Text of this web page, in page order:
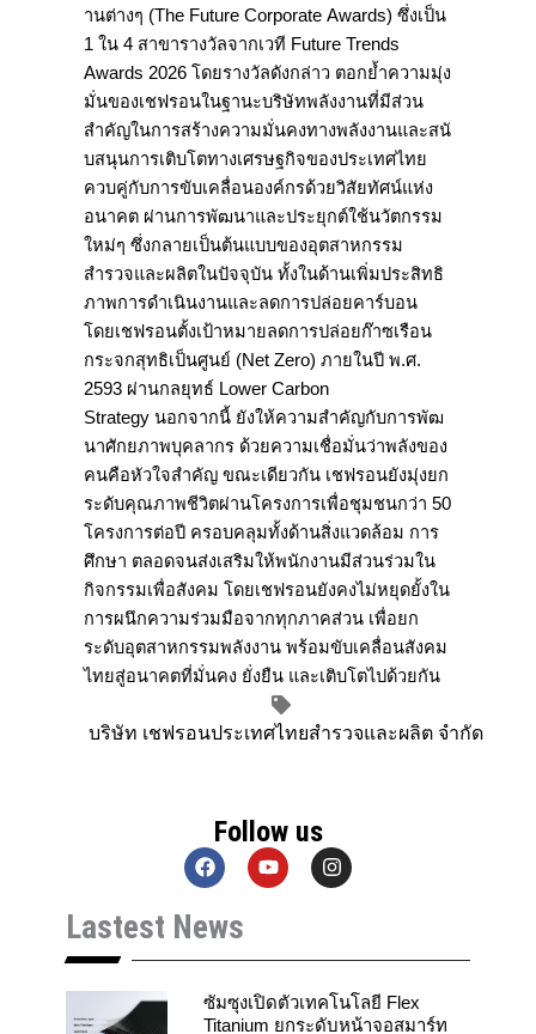
านต่างๆ (The Future Corporate Awards) ซึ่งเป็น
1 ใน 4 สาขารางวัลจากเวที Future Trends
Awards 2026 โดยรางวัลดังกล่าว ตอกย้ำความมุ่ง
มั่นของเชฟรอนในฐานะบริษัทพลังงานที่มีส่วน
สำคัญในการสร้างความมั่นคงทางพลังงานและสนั
บสนุนการเติบโตทางเศรษฐกิจของประเทศไทย
ควบคู่กับการขับเคลื่อนองค์กรด้วยวิสัยทัศน์แห่ง
อนาคต ผ่านการพัฒนาและประยุกต์ใช้นวัตกรรม
ใหม่ๆ ซึ่งกลายเป็นต้นแบบของอุตสาหกรรม
สำรวจและผลิตในปัจจุบัน ทั้งในด้านเพิ่มประสิทธิ
ภาพการดำเนินงานและลดการปล่อยคาร์บอน
โดยเชฟรอนตั้งเป้าหมายลดการปล่อยก๊าซเรือน
กระจกสุทธิเป็นศูนย์ (Net Zero) ภายในปี พ.ศ.
2593 ผ่านกลยุทธ์ Lower Carbon
Strategy นอกจากนี้ ยังให้ความสำคัญกับการพัฒ
นาศักยภาพบุคลากร ด้วยความเชื่อมั่นว่าพลังของ
คนคือหัวใจสำคัญ ขณะเดียวกัน เชฟรอนยังมุ่งยก
ระดับคุณภาพชีวิตผ่านโครงการเพื่อชุมชนกว่า 50
โครงการต่อปี ครอบคลุมทั้งด้านสิ่งแวดล้อม การ
ศึกษา ตลอดจนส่งเสริมให้พนักงานมีส่วนร่วมใน
กิจกรรมเพื่อสังคม โดยเชฟรอนยังคงไม่หยุดยั้งใน
การผนึกความร่วมมือจากทุกภาคส่วน เพื่อยก
ระดับอุตสาหกรรมพลังงาน พร้อมขับเคลื่อนสังคม
ไทยสู่อนาคตที่มั่นคง ยั่งยืน และเติบโตไปด้วยกัน
บริษัท เชฟรอนประเทศไทยสำรวจและผลิต จำกัด
Follow us
F
a
e
b
o
k
Y
o
b
I
n
g
a
m
Lastest News
ซัมซุงเปิดตัวเทคโนโลยี Flex
Titanium ยกระดับหน้าจอสมาร์ท